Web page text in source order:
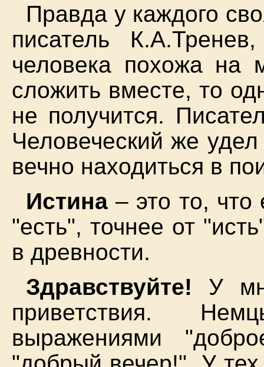
Правда у каждого
писатель
человека похожа на
сложить вместе, то
не получится.
Человеческий же
вечно находиться в
Истина – это то,
"есть", точнее от
в древности.
Здравствуйте! У
приветствия.
выражениями